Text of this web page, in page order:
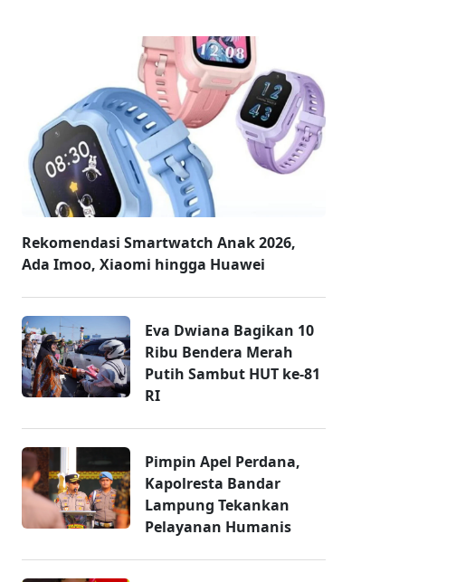
Rekomendasi Smartwatch Anak 2026,
Ada Imoo, Xiaomi hingga Huawei
Eva Dwiana Bagikan 10
Ribu Bendera Merah
Putih Sambut HUT ke-81
RI
Pimpin Apel Perdana,
Kapolresta Bandar
Lampung Tekankan
Pelayanan Humanis